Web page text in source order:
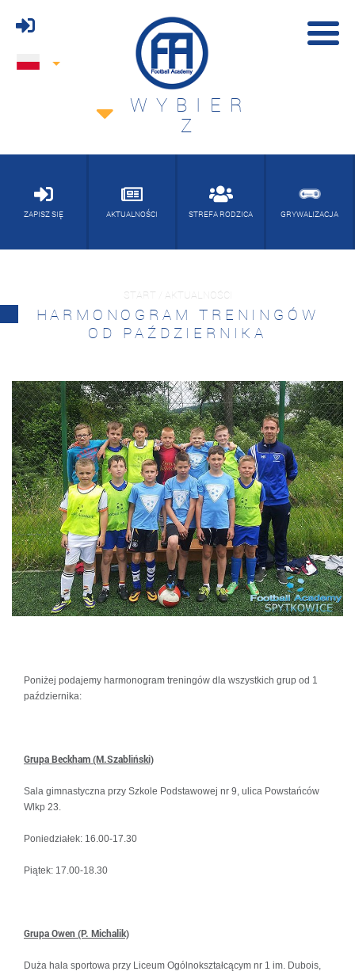
WYBIER
Z
ZAPISZ SIĘ AKTUALNOŚCI STREFA RODZICA GRYWALIZACJA
START / AKTUALNOŚCI
HARMONOGRAM TRENINGÓW
OD PAŹDZIERNIKA
Poniżej podajemy harmonogram treningów dla wszystkich grup od 1
października:
Grupa Beckham (M.Szabliński)
Sala gimnastyczna przy Szkole Podstawowej nr 9, ulica Powstańców
Wlkp 23.
Poniedziałek: 16.00-17.30
Piątek: 17.00-18.30
Grupa Owen (P. Michalik)
Duża hala sportowa przy Liceum Ogólnokształcącym nr 1 im. Dubois,